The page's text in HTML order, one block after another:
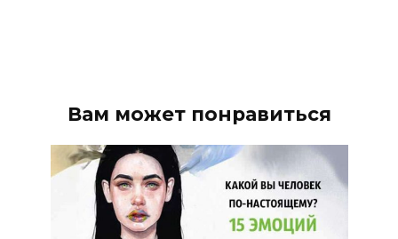
Вам может понравиться